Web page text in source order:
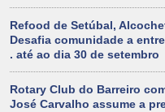
Refood de Setúbal,
Desafia comunidade a
. até ao dia 30 de setembro
Rotary Club do Barreiro
José Carvalho assume a